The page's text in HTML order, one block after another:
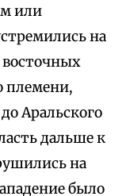
или
на
племени,
Аральского
дальше к
на
было